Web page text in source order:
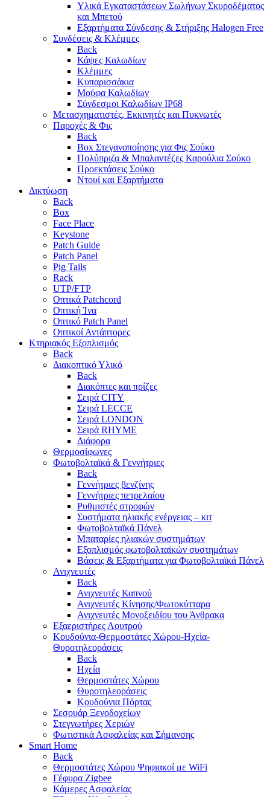
Υλικά Εγκαταστάσεων Σωλήνων Σκυροδέματος
και Μπετού
Εξαρτήματα Σύνδεσης & Στήριξης Halogen Free
Συνδέσεις & Κλέμμες
Back
Κάψες Καλωδίων
Κλέμμες
Κυπαρισσάκια
Μούφα Καλωδίων
Σύνδεσμοι Καλωδίων IP68
Μετασχηματιστές, Εκκινητές και Πυκνωτές
Παροχές & Φις
Back
Box Στεγανοποίησης για Φις Σούκο
Πολύπριζα & Μπαλαντέζες Καρούλια Σούκο
Προεκτάσεις Σούκο
Ντουί και Εξαρτήματα
Δικτύωση
Back
Box
Face Place
Keystone
Patch Guide
Patch Panel
Pig Tails
Rack
UTP/FTP
Οπτικά Patchcord
Οπτική Ίνα
Οπτικό Patch Panel
Οπτικοί Αντάπτορες
Κτηριακός Εξοπλισμός
Back
Διακοπτικό Υλικό
Back
Διακόπτες και πρίζες
Σειρά CITY
Σειρά LECCE
Σειρά LONDON
Σειρά RHYME
Διάφορα
Θερμοσίφωνες
Φωτοβολταϊκά & Γεννήτριες
Back
Γεννήτριες βενζίνης
Γεννήτριες πετρελαίου
Ρυθμιστές στροφών
Συστήματα ηλιακής ενέργειας – κιτ
Φωτοβολταϊκά Πάνελ
Μπαταρίες ηλιακών συστημάτων
Εξοπλισμός φωτοβολταϊκών συστημάτων
Βάσεις & Εξαρτήματα για Φωτοβολταϊκά Πάνελ
Ανιχνευτές
Back
Ανιχνευτές Καπνού
Ανιχνευτές Κίνησης/Φωτοκύτταρα
Ανιχνευτές Μονοξειδίου του Άνθρακα
Εξαεριστήρες Λουτρού
Κουδούνια-Θερμοστάτες Χώρου-Ηχεία-
Θυροτηλεοράσεις
Back
Ηχεία
Θερμοστάτες Χώρου
Θυροτηλεοράσεις
Κουδούνια Πόρτας
Σεσουάρ Ξενοδοχείων
Στεγνωτήρες Χεριών
Φωτιστικά Ασφαλείας και Σήμανσης
Smart Home
Back
Θερμοστάτες Χώρου Ψηφιακοί με WiFi
Γέφυρα Zigbee
Κάμερες Ασφαλείας